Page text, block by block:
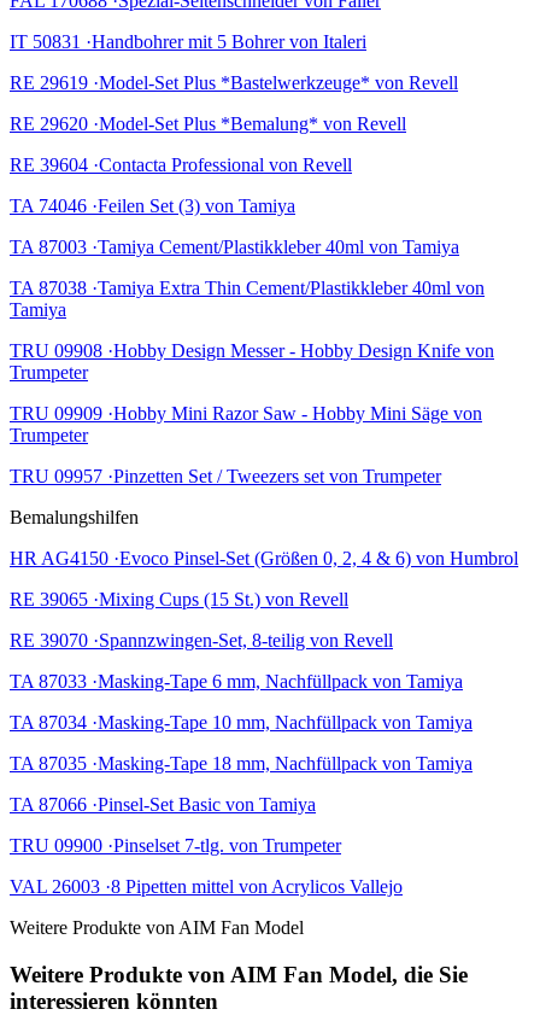
IT 50831 ·Handbohrer mit 5 Bohrer von Italeri
RE 29619 ·Model-Set Plus *Bastelwerkzeuge* von Revell
RE 29620 ·Model-Set Plus *Bemalung* von Revell
RE 39604 ·Contacta Professional von Revell
TA 74046 ·Feilen Set (3) von Tamiya
TA 87003 ·Tamiya Cement/Plastikkleber 40ml von Tamiya
TA 87038 ·Tamiya Extra Thin Cement/Plastikkleber 40ml von
Tamiya
TRU 09908 ·Hobby Design Messer - Hobby Design Knife von
Trumpeter
TRU 09909 ·Hobby Mini Razor Saw - Hobby Mini Säge von
Trumpeter
TRU 09957 ·Pinzetten Set / Tweezers set von Trumpeter
Bemalungshilfen
HR AG4150 ·Evoco Pinsel-Set (Größen 0, 2, 4 & 6) von Humbrol
RE 39065 ·Mixing Cups (15 St.) von Revell
RE 39070 ·Spannzwingen-Set, 8-teilig von Revell
TA 87033 ·Masking-Tape 6 mm, Nachfüllpack von Tamiya
TA 87034 ·Masking-Tape 10 mm, Nachfüllpack von Tamiya
TA 87035 ·Masking-Tape 18 mm, Nachfüllpack von Tamiya
TA 87066 ·Pinsel-Set Basic von Tamiya
TRU 09900 ·Pinselset 7-tlg. von Trumpeter
VAL 26003 ·8 Pipetten mittel von Acrylicos Vallejo
Weitere Produkte von AIM Fan Model
Weitere Produkte von AIM Fan Model, die Sie
interessieren könnten